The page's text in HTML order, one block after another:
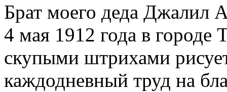
Брат моего деда Джалил
4 мая 1912 года в
скупыми штрихами
каждодневный труд на